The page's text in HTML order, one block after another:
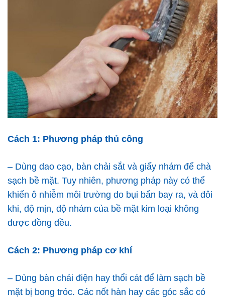
Cách 1: Phương pháp thủ công
– Dùng dao cạo, bàn chải sắt và giấy nhám để chà
sạch bề mặt. Tuy nhiên, phương pháp này có thể
khiến ô nhiễm môi trường do bụi bẩn bay ra, và đôi
khi, độ mịn, độ nhám của bề mặt kim loại không
được đồng đều.
Cách 2: Phương pháp cơ khí
– Dùng bàn chải điện hay thổi cát để làm sạch bề
mặt bị bong tróc. Các nốt hàn hay các góc sắc có